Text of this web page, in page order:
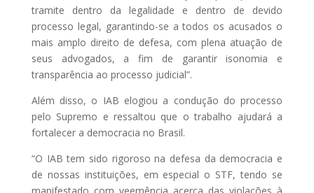
tramite dentro da legalidade e dentro de devido
processo legal, garantindo-se a todos os acusados o
mais amplo direito de defesa, com plena atuação de
seus advogados, a fim de garantir isonomia e
transparência ao processo judicial”.
Além disso, o IAB elogiou a condução do processo
pelo Supremo e ressaltou que o trabalho ajudará a
fortalecer a democracia no Brasil.
“O IAB tem sido rigoroso na defesa da democracia e
de nossas instituições, em especial o STF, tendo se